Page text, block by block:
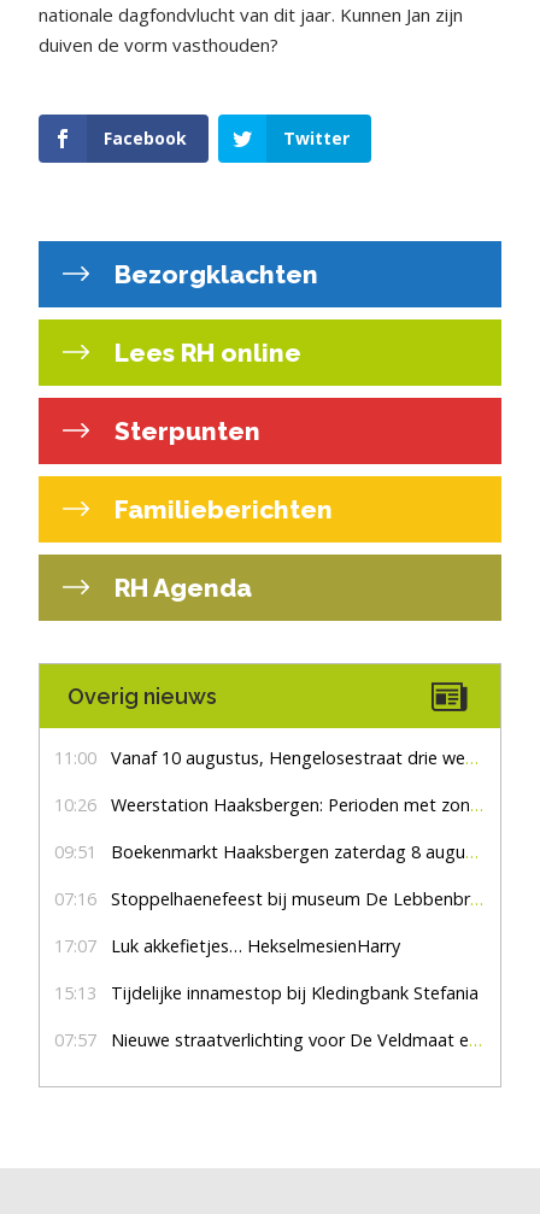
nationale dagfondvlucht van dit jaar. Kunnen Jan zijn
duiven de vorm vasthouden?
Facebook Twitter
Bezorgklachten
Lees RH online
Sterpunten
Familieberichten
RH Agenda
Overig nieuws
11:00 Vanaf 10 augustus, Hengelosestraat drie weken dicht voor doorgaand verkeer
10:26 Weerstation Haaksbergen: Perioden met zon en droog
09:51 Boekenmarkt Haaksbergen zaterdag 8 augustus, marktplein Haaksbergen
07:16 Stoppelhaenefeest bij museum De Lebbenbrugge
17:07 Luk akkefietjes… HekselmesienHarry
15:13 Tijdelijke innamestop bij Kledingbank Stefania
07:57 Nieuwe straatverlichting voor De Veldmaat en De Pas